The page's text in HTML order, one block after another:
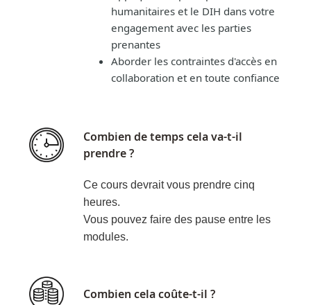
humanitaires et le DIH dans votre
engagement avec les parties
prenantes
Aborder les contraintes d'accès en
collaboration et en toute confiance
Combien de temps cela va-t-il
prendre ?
Ce cours devrait vous prendre cinq
heures.
Vous pouvez faire des pause entre les
modules.
Combien cela coûte-t-il ?